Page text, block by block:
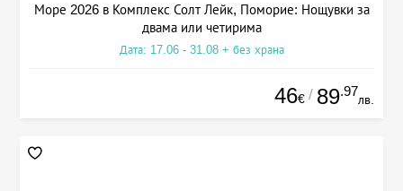
Море 2026 в Комплекс Солт Лейк, Поморие: Нощувки за
двама или четирима
Дата: 17.06 - 31.08 + без храна
46€ / 89.97
лв.